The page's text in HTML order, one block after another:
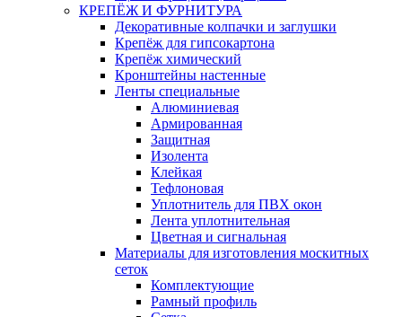
КРЕПЁЖ И ФУРНИТУРА
Декоративные колпачки и заглушки
Крепёж для гипсокартона
Крепёж химический
Кронштейны настенные
Ленты специальные
Алюминиевая
Армированная
Защитная
Изолента
Клейкая
Тефлоновая
Уплотнитель для ПВХ окон
Лента уплотнительная
Цветная и сигнальная
Материалы для изготовления москитных
сеток
Комплектующие
Рамный профиль